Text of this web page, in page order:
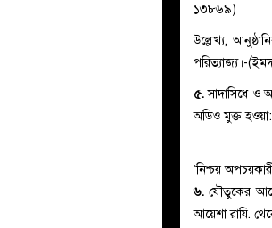
১৩৮৬৯)
উল্লেখ্য,
পরিত্যাজ্য।-
৫.সাদাসিধে ও
অডিও মুক্ত
‘নিশ্চয়
৬. যৌতুকের